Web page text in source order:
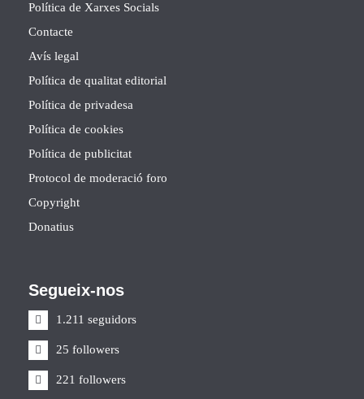
Política de Xarxes Socials
Contacte
Avís legal
Política de qualitat editorial
Política de privadesa
Política de cookies
Política de publicitat
Protocol de moderació foro
Copyright
Donatius
Segueix-nos
1.211 seguidors
25 followers
221 followers